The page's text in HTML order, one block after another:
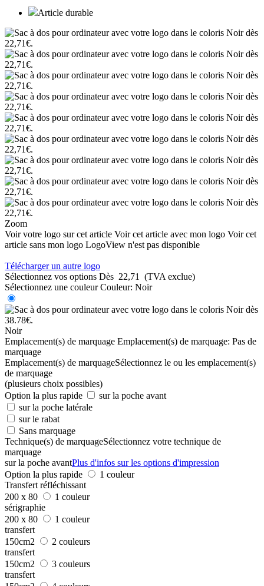
Article durable
Zoom
Voir votre logo sur cet article Voir cet article avec mon logo Voir cet
article sans mon logo LogoView n'est pas disponible
Télécharger un autre logo
Sélectionnez vos options Dès 22,71
(TVA exclue)
Sélectionnez une couleur Couleur: Noir
Noir
Emplacement(s) de marquage Emplacement(s) de marquage: Pas de
marquage
Emplacement(s) de marquageSélectionnez le ou les emplacement(s)
de marquage
(plusieurs choix possibles)
Option la plus rapide
sur la poche avant
sur la poche latérale
sur le rabat
Sans marquage
Technique(s) de marquageSélectionnez votre technique de
marquage
sur la poche avantPlus d'infos sur les options d'impression
Option la plus rapide
1 couleur
Transfert réfléchissant
200 x 80
1 couleur
sérigraphie
200 x 80
1 couleur
transfert
150cm2
2 couleurs
transfert
150cm2
3 couleurs
transfert